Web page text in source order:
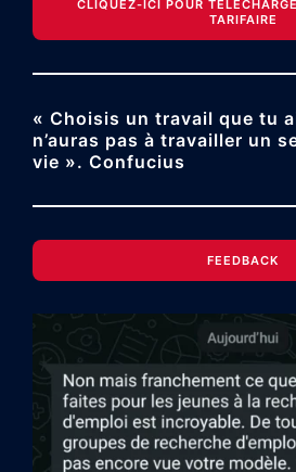
CLIQUEZ-ICI POUR
TARIFAIRE
« Choisis un travail que tu
n’auras pas à travailler un
vie ». Confucius
FEEDBACK